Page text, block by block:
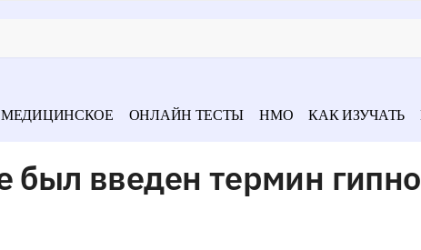
ОНЛАЙН ТЕСТЫ НМО КАК ИЗУЧАТЬ
был введен термин